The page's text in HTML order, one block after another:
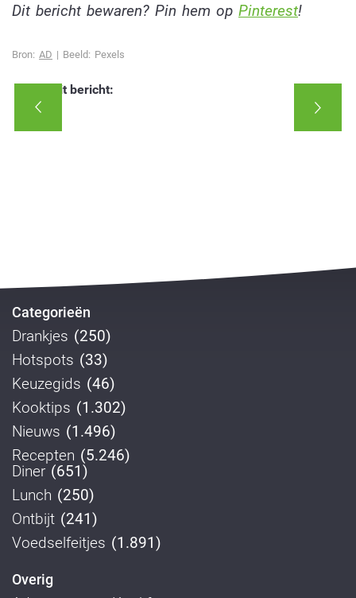
Dit bericht bewaren? Pin hem op Pinterest!
Bron: AD | Beeld: Pexels
Deel dit bericht:
Categorieën
Drankjes (250)
Hotspots (33)
Keuzegids (46)
Kooktips (1.302)
Nieuws (1.496)
Recepten (5.246)
Diner (651)
Lunch (250)
Ontbijt (241)
Voedselfeitjes (1.891)
Overig